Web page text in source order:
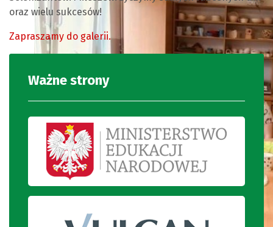
oraz wielu sukcesów!
Zapraszamy do galerii.
Ważne strony